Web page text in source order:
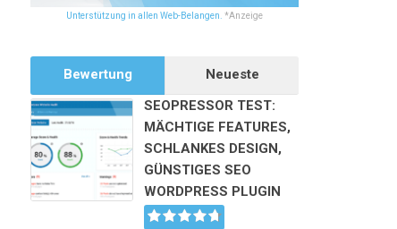
Unterstützung in allen Web-Belangen. *Anzeige
Bewertung
Neueste
SEOPRESSOR TEST:
MÄCHTIGE FEATURES,
SCHLANKES DESIGN,
GÜNSTIGES SEO
WORDPRESS PLUGIN